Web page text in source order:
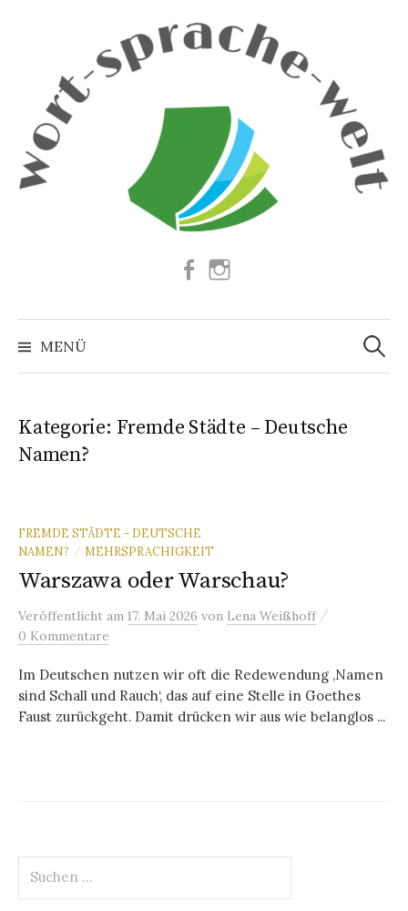
Facebook
MENÜ
Suchen
nach:
Kategorie: Fremde Städte – Deutsche
Namen?
FREMDE STÄDTE - DEUTSCHE
NAMEN?
/ MEHRSPRACHIGKEIT
Warszawa oder Warschau?
Veröffentlicht am 17. Mai 2026 von Lena Weißhoff /
0 Kommentare
Im Deutschen nutzen wir oft die Redewendung ‚Namen
sind Schall und Rauch‘, das auf eine Stelle in Goethes
Faust zurückgeht. Damit drücken wir aus wie belanglos ...
nach: